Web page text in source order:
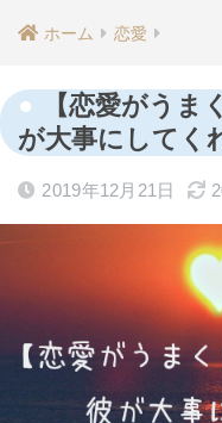
ホーム 恋愛
【恋愛がうま
が大事にしてく
2019年12月21日